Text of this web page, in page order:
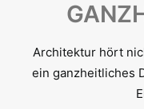
Architektur hört
ein ganzheitliches